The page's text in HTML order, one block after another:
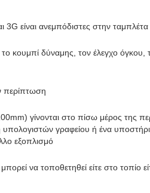
είναι ανεμπόδιστες στην
κουμπί δύναμης, τον έλεγχο όγκου,
περίπτωση
γίνονται στο πίσω μέρος της
γραφείου ή ένα
εξοπλισμό
να τοποθετηθεί είτε στο τοπίο